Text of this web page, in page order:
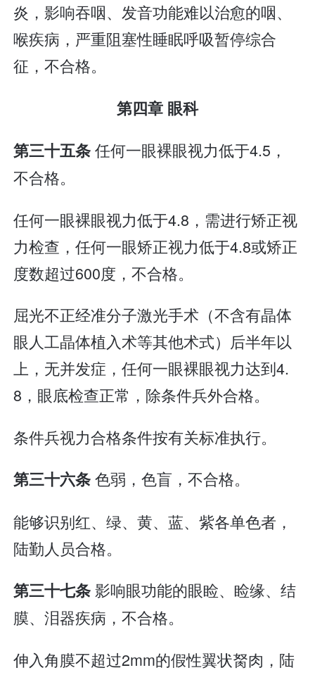
炎，影响吞咽、发音功能难以治愈的咽、
喉疾病，严重阻塞性睡眠呼吸暂停综合
征，不合格。
第四章 眼科
第三十五条任何一眼裸眼视力低于4.5，
不合格。
任何一眼裸眼视力低于4.8，需进行矫正视
力检查，任何一眼矫正视力低于4.8或矫正
度数超过600度，不合格。
屈光不正经准分子激光手术（不含有晶体
眼人工晶体植入术等其他术式）后半年以
上，无并发症，任何一眼裸眼视力达到4.
8，眼底检查正常，除条件兵外合格。
条件兵视力合格条件按有关标准执行。
第三十六条色弱，色盲，不合格。
能够识别红、绿、黄、蓝、紫各单色者，
陆勤人员合格。
第三十七条影响眼功能的眼睑、睑缘、结
膜、泪器疾病，不合格。
伸入角膜不超过2mm的假性翼状胬肉，陆